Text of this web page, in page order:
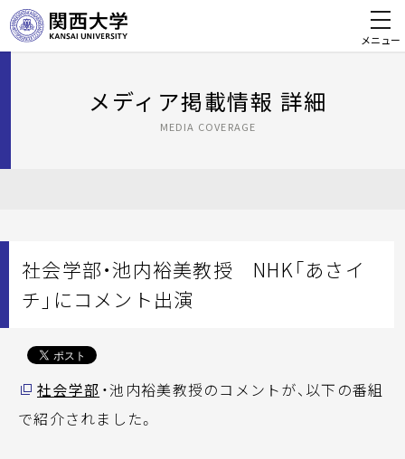
メニュー
メディア掲載情報 詳細
MEDIA COVERAGE
社会学部・池内裕美教授 NHK「あさイ
チ」にコメント出演
社会学部 ・池内裕美教授のコメントが、以下の番組
で紹介されました。